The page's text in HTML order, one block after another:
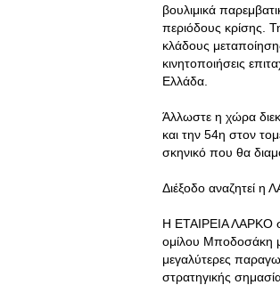
βουλιμικά
περιόδους κρίσης.
κλάδους
κινητοποιήσεις
Ελλάδα.
Άλλωστε η χώρα
και την 54η στον
σκηνικό που θα
Διέξοδο αναζητεί η
Η ΕΤΑΙΡΕΙΑ ΛΑΡΚΟ
ομίλου Μποδοσάκη
μεγαλύτερες
στρατηγικής